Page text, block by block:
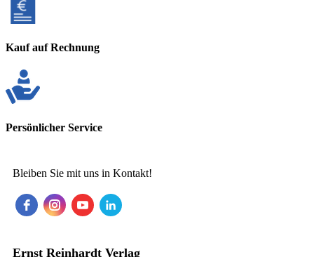
Kauf auf Rechnung
Persönlicher Service
Bleiben Sie mit uns in Kontakt!
Ernst Reinhardt Verlag